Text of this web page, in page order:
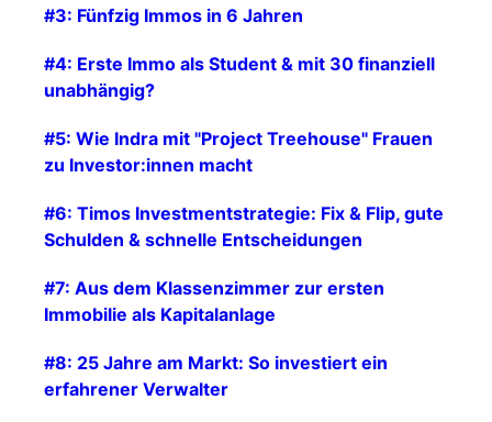
#3: Fünfzig Immos in 6 Jahren
#4: Erste Immo als Student & mit 30 finanziell
unabhängig?
#5: Wie Indra mit "Project Treehouse" Frauen
zu Investor:innen macht
#6: Timos Investmentstrategie: Fix & Flip, gute
Schulden & schnelle Entscheidungen
#7: Aus dem Klassenzimmer zur ersten
Immobilie als Kapitalanlage
#8: 25 Jahre am Markt: So investiert ein
erfahrener Verwalter